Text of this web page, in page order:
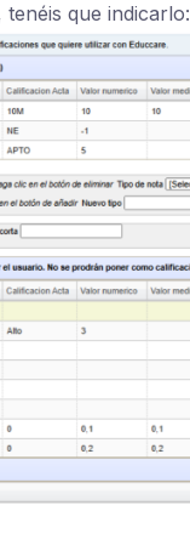
que indicarlo: